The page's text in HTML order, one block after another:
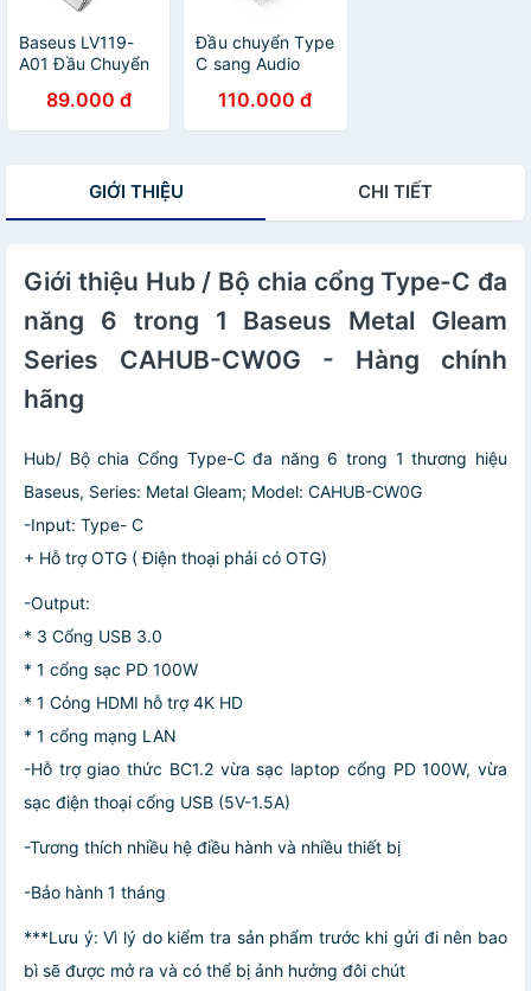
Baseus LV119-
A01 Đầu Chuyển
Sang USB Type
C Tốc Độ Cao
89.000 đ
Đầu chuyển Type
C sang Audio
Baseus L40
(12cm Type C
110.000 đ
GIỚI THIỆU CHI TIẾT
Giới thiệu Hub / Bộ chia cổng Type-C đa
năng 6 trong 1 Baseus Metal Gleam
Series CAHUB-CW0G - Hàng chính
hãng
Hub/ Bộ chia Cổng Type-C đa năng 6 trong 1 thương hiệu
Baseus, Series: Metal Gleam; Model: CAHUB-CW0G
-Input: Type- C
+ Hỗ trợ OTG ( Điện thoại phải có OTG)
-Output:
* 3 Cổng USB 3.0
* 1 cổng sạc PD 100W
* 1 Cỏng HDMI hỗ trợ 4K HD
* 1 cổng mạng LAN
-Hỗ trợ giao thức BC1.2 vừa sạc laptop cổng PD 100W, vừa
sạc điện thoại cổng USB (5V-1.5A)
-Tương thích nhiều hệ điều hành và nhiều thiết bị
-Bảo hành 1 tháng
***Lưu ý: Vì lý do kiểm tra sản phẩm trước khi gửi đi nên bao
bì sẽ được mở ra và có thể bị ảnh hưởng đôi chút